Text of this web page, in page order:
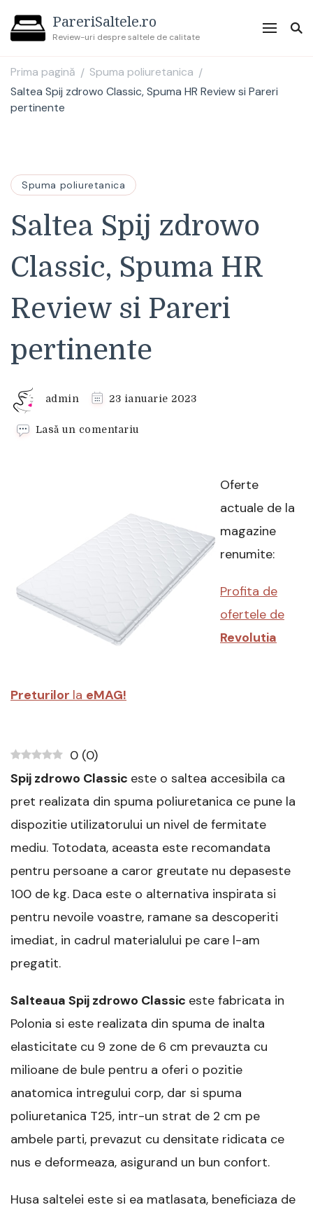
PareriSaltele.ro
Review-uri despre saltele de calitate
Prima pagină / Spuma poliuretanica /
Saltea Spij zdrowo Classic, Spuma HR Review si Pareri
pertinente
Spuma poliuretanica
Saltea Spij zdrowo
Classic, Spuma HR
Review si Pareri
pertinente
admin 23 ianuarie 2023
Lasă un comentariu
HR
Review
Pareri
pertinente
Oferte
actuale de la
magazine
renumite:
Profita de
ofertele de
Revolutia
Preturilor la eMAG!
0 (0)
Spij zdrowo Classic este o saltea accesibila ca
pret realizata din spuma poliuretanica ce pune la
dispozitie utilizatorului un nivel de fermitate
mediu. Totodata, aceasta este recomandata
pentru persoane a caror greutate nu depaseste
100 de kg. Daca este o alternativa inspirata si
pentru nevoile voastre, ramane sa descoperiti
imediat, in cadrul materialului pe care l-am
pregatit.
Salteaua Spij zdrowo Classic este fabricata in
Polonia si este realizata din spuma de inalta
elasticitate cu 9 zone de 6 cm prevauzta cu
milioane de bule pentru a oferi o pozitie
anatomica intregului corp, dar si spuma
poliuretanica T25, intr-un strat de 2 cm pe
ambele parti, prevazut cu densitate ridicata ce
nus e deformeaza, asigurand un bun confort.
Husa saltelei este si ea matlasata, beneficiaza de